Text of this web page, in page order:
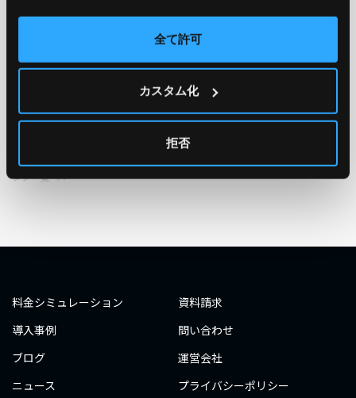
全て許可
カスタム化
拒否
TAG
#AWS re:Invent 2019 #奮闘記
#○○してみた
#自動化 #エンジニア
#エンジニア
タグ一覧へ
料金シミュレーション
導入事例
ブログ
ニュース
資料請求
問い合わせ
運営会社
プライバシーポリシー